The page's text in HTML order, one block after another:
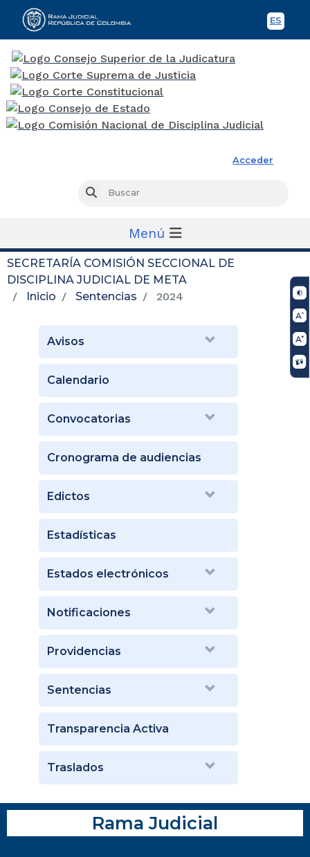
ES
Acceder
Buscar
Menú
SECRETARÍA COMISIÓN SECCIONAL DE
DISCIPLINA JUDICIAL DE META
Inicio
Sentencias 2024
Avisos
Calendario
Convocatorias
Cronograma de audiencias
Edictos
Estadísticas
Estados electrónicos
Notificaciones
Providencias
Sentencias
Transparencia Activa
Traslados
Rama Judicial